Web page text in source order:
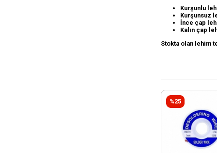
Kurşunlu
Kurşunsuz
İnce çap
Kalın çap
Stokta olan lehim
%25